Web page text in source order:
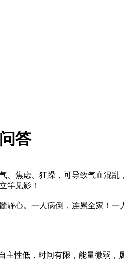
答
焦虑、狂躁，可导致气血混乱
竿见影！
心。一人病倒，连累全家！一
性低，时间有限，能量微弱，